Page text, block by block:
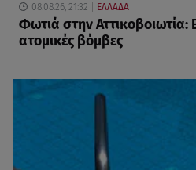
08.08.26, 21:32 ΕΛΛΑΔΑ
Φωτιά στην Αττικοβοιωτία:
ατομικές βόμβες